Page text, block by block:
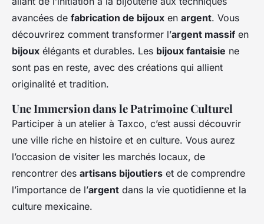
avancées de fabrication de bijoux en argent. Vous
découvrirez comment transformer l’argent massif en
bijoux élégants et durables. Les bijoux fantaisie ne
sont pas en reste, avec des créations qui allient
originalité et tradition.
Une Immersion dans le Patrimoine Culturel
Participer à un atelier à Taxco, c’est aussi découvrir
une ville riche en histoire et en culture. Vous aurez
l’occasion de visiter les marchés locaux, de
rencontrer des artisans bijoutiers et de comprendre
l’importance de l’argent dans la vie quotidienne et la
culture mexicaine.